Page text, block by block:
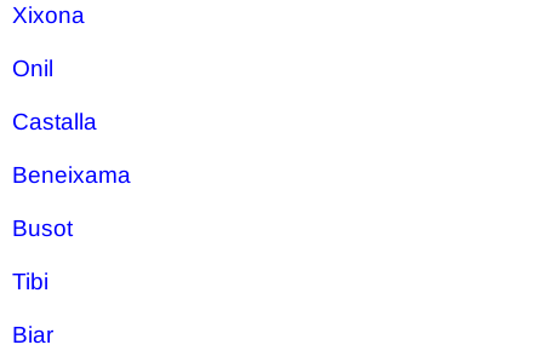
Xixona
Onil
Castalla
Beneixama
Busot
Tibi
Biar